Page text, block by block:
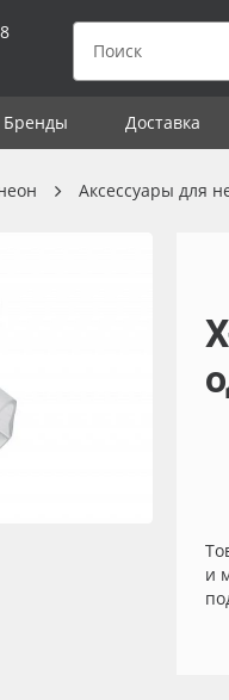
Бренды Доставка
Аксессуары для
и